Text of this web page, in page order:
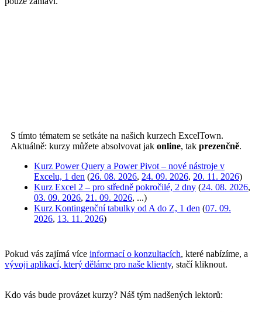
S tímto tématem se setkáte na našich kurzech ExcelTown.
Aktuálně: kurzy můžete absolvovat jak online, tak prezenčně.
Kurz Power Query a Power Pivot – nové nástroje v
Excelu, 1 den (26. 08. 2026, 24. 09. 2026, 20. 11. 2026)
Kurz Excel 2 – pro středně pokročilé, 2 dny (24. 08. 2026,
03. 09. 2026, 21. 09. 2026, ...)
Kurz Kontingenční tabulky od A do Z, 1 den (07. 09.
2026, 13. 11. 2026)
Pokud vás zajímá více informací o konzultacích, které nabízíme, a
vývoji aplikací, který děláme pro naše klienty, stačí kliknout.
Kdo vás bude provázet kurzy? Náš tým nadšených lektorů: